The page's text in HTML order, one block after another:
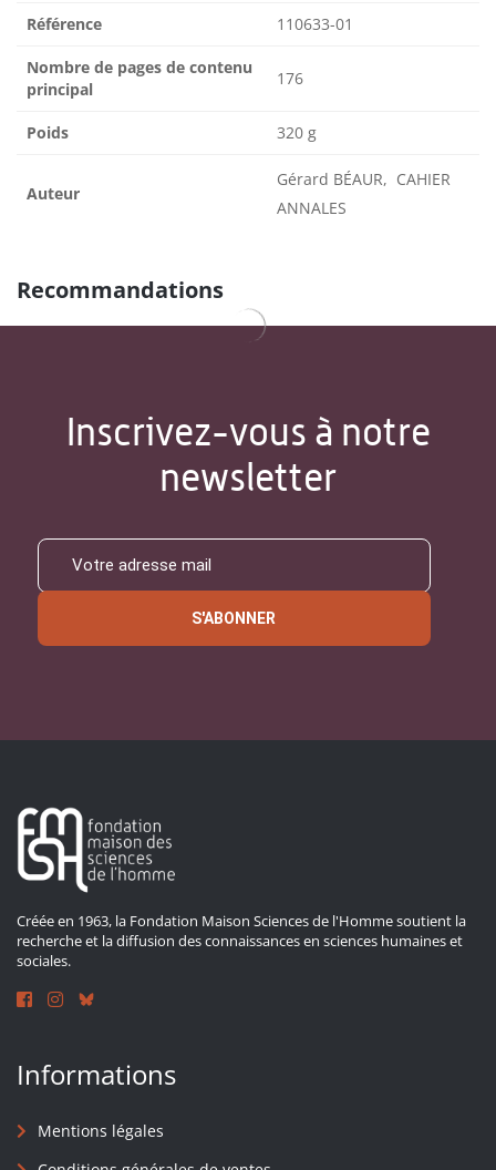
Référence 110633-01
Nombre de pages de contenu
principal
176
Poids 320 g
Auteur
Gérard BÉAUR, CAHIER
ANNALES
Recommandations
Inscrivez-vous à notre
newsletter
S'ABONNER
Créée en 1963, la Fondation Maison Sciences de l'Homme soutient la
recherche et la diffusion des connaissances en sciences humaines et
sociales.
Informations
Mentions légales